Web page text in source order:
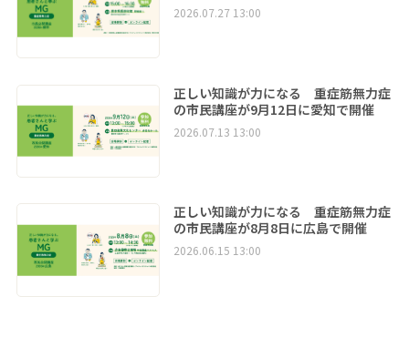
2026.07.27 13:00
正しい知識が力になる 重症筋無力症
の市民講座が9月12日に愛知で開催
2026.07.13 13:00
正しい知識が力になる 重症筋無力症
の市民講座が8月8日に広島で開催
2026.06.15 13:00